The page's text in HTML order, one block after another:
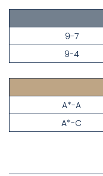
9-7
9-4
A*-A
A*-C